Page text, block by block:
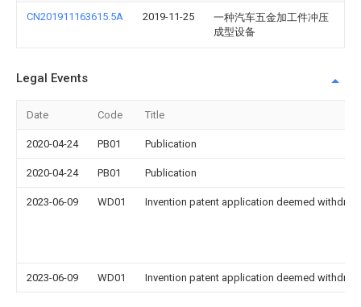
CN201911163615.5A 2019-11-25
一种汽车五金加工件冲压
成型设备
Legal Events
Date Code Title
2020-04-24 PB01 Publication
2020-04-24 PB01 Publication
2023-06-09 WD01 Invention patent application deemed
2023-06-09 WD01 Invention patent application deemed